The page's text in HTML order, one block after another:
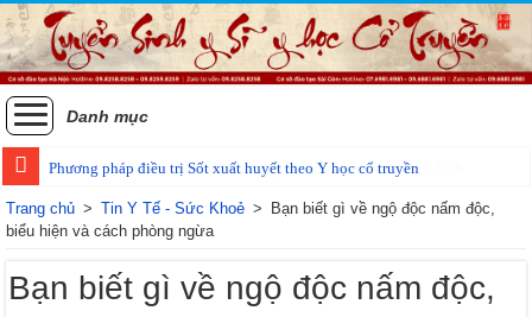
Danh mục
Phương pháp điều trị Sốt xuất huyết theo Y học cổ truyền
Trang chủ > Tin Y Tế - Sức Khoẻ > Bạn biết gì về ngộ độc nấm độc,
biểu hiện và cách phòng ngừa
Bạn biết gì về ngộ độc nấm độc,